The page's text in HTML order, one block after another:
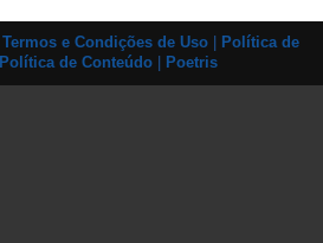
Termos e Condições de Uso
Política de
Política de Conteúdo| Poetris